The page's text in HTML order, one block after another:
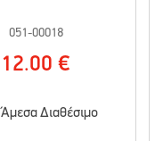
051-00018
12.00 €
Άμεσα Διαθέσιμο